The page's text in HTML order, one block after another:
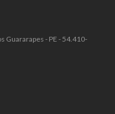
Guararapes - PE - 54.410-